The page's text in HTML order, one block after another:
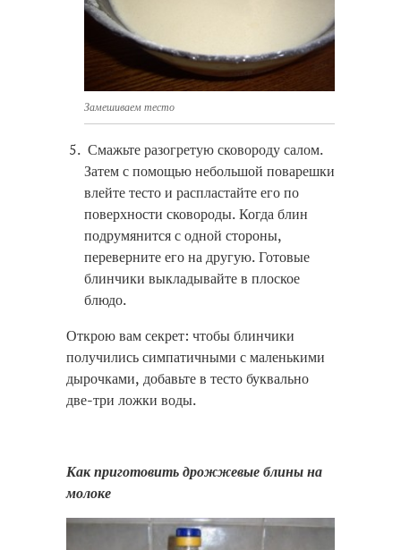
Замешиваем тесто
Смажьте разогретую сковороду салом.
Затем с помощью небольшой поварешки
влейте тесто и распластайте его по
поверхности сковороды. Когда блин
подрумянится с одной стороны,
переверните его на другую. Готовые
блинчики выкладывайте в плоское
блюдо.
Открою вам секрет: чтобы блинчики
получились симпатичными с маленькими
дырочками, добавьте в тесто буквально
две-три ложки воды.
Как приготовить дрожжевые блины на
молоке